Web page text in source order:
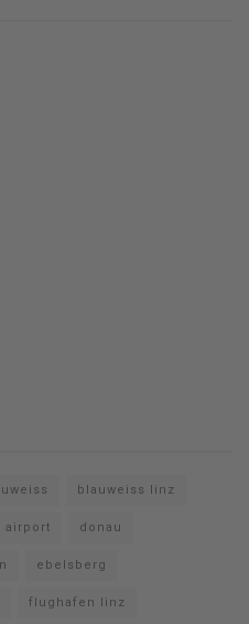
blauweiss linz
airport donau
ebelsberg
flughafen linz